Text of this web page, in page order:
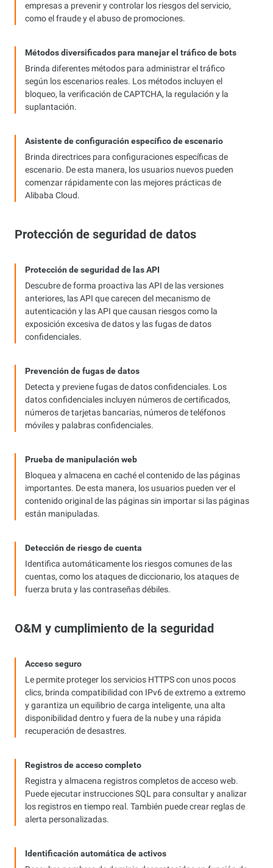
empresas a prevenir y controlar los riesgos del servicio,
como el fraude y el abuso de promociones.
Métodos diversificados para manejar el tráfico de bots
Brinda diferentes métodos para administrar el tráfico
según los escenarios reales. Los métodos incluyen el
bloqueo, la verificación de CAPTCHA, la regulación y la
suplantación.
Asistente de configuración específico de escenario
Brinda directrices para configuraciones específicas de
escenario. De esta manera, los usuarios nuevos pueden
comenzar rápidamente con las mejores prácticas de
Alibaba Cloud.
Protección de seguridad de datos
Protección de seguridad de las API
Descubre de forma proactiva las API de las versiones
anteriores, las API que carecen del mecanismo de
autenticación y las API que causan riesgos como la
exposición excesiva de datos y las fugas de datos
confidenciales.
Prevención de fugas de datos
Detecta y previene fugas de datos confidenciales. Los
datos confidenciales incluyen números de certificados,
números de tarjetas bancarias, números de teléfonos
móviles y palabras confidenciales.
Prueba de manipulación web
Bloquea y almacena en caché el contenido de las páginas
importantes. De esta manera, los usuarios pueden ver el
contenido original de las páginas sin importar si las páginas
están manipuladas.
Detección de riesgo de cuenta
Identifica automáticamente los riesgos comunes de las
cuentas, como los ataques de diccionario, los ataques de
fuerza bruta y las contraseñas débiles.
O&M y cumplimiento de la seguridad
Acceso seguro
Le permite proteger los servicios HTTPS con unos pocos
clics, brinda compatibilidad con IPv6 de extremo a extremo
y garantiza un equilibrio de carga inteligente, una alta
disponibilidad dentro y fuera de la nube y una rápida
recuperación de desastres.
Registros de acceso completo
Registra y almacena registros completos de acceso web.
Puede ejecutar instrucciones SQL para consultar y analizar
los registros en tiempo real. También puede crear reglas de
alerta personalizadas.
Identificación automática de activos